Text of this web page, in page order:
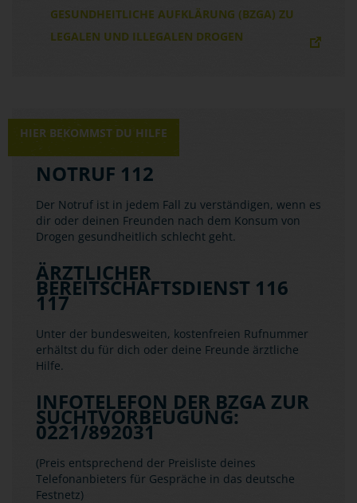
GESUNDHEITLICHE AUFKLÄRUNG (BZGA) ZU
LEGALEN UND ILLEGALEN DROGEN
HIER BEKOMMST DU HILFE
NOTRUF 112
Der Notruf ist in jedem Fall zu verständigen, wenn es
dir oder deinen Freunden nach dem Konsum von
Drogen gesundheitlich schlecht geht.
ÄRZTLICHER
BEREITSCHAFTSDIENST 116
117
Unter der bundesweiten, kostenfreien Rufnummer
erhältst du für dich oder deine Freunde ärztliche
Hilfe.
INFOTELEFON DER BZGA ZUR
SUCHTVORBEUGUNG:
0221/892031
(Preis entsprechend der Preisliste deines
Telefonanbieters für Gespräche in das deutsche
Festnetz)